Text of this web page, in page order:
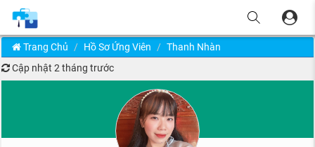
Trang Chủ Hồ Sơ Ứng Viên
Thanh Nhàn
Cập nhật 2 tháng trước